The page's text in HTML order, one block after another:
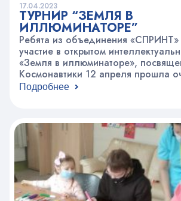
17.04.2023
ТУРНИР “ЗЕМЛЯ В
ИЛЛЮМИНАТОРЕ”
Ребята из объединения «СПРИНТ»
участие в открытом
«Земля в иллюминаторе»,
Космонавтики 12 апреля прошла
борьба и обе команды-участники
истории покорения космоса.
на вопросы турнира и
Подробнее